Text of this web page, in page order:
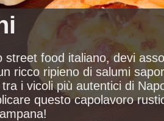
street food italiano, devi
ricco ripieno di salumi
i vicoli più autentici di
questo capolavoro